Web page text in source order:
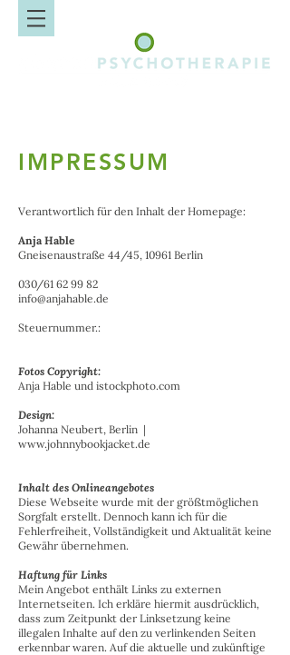
IMPRESSUM
Verantwortlich für den Inhalt der Homepage:
Anja Hable
Gneisenaustraße 44/45, 10961 Berlin
030/61 62 99 82
info@anjahable.de
Steuernummer.:
Fotos Copyright:
Anja Hable und istockphoto.com
Design:
Johanna Neubert, Berlin |
www.johnnybookjacket.de
Inhalt des Onlineangebotes
Diese Webseite wurde mit der größtmöglichen
Sorgfalt erstellt. Dennoch kann ich für die
Fehlerfreiheit, Vollständigkeit und Aktualität keine
Gewähr übernehmen.
Haftung für Links
Mein Angebot enthält Links zu externen
Internetseiten. Ich erkläre hiermit ausdrücklich,
dass zum Zeitpunkt der Linksetzung keine
illegalen Inhalte auf den zu verlinkenden Seiten
erkennbar waren. Auf die aktuelle und zukünftige